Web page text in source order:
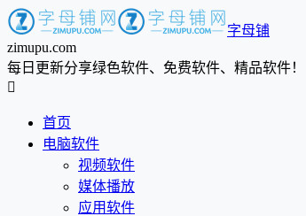
字母铺
zimupu.com
每日更新分享绿色软件、免费软件、精品软件！

首页
电脑软件
视频软件
媒体播放
应用软件